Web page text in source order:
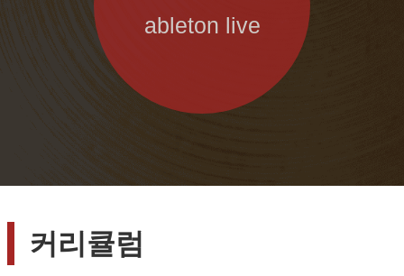
ableton live
커리큘럼